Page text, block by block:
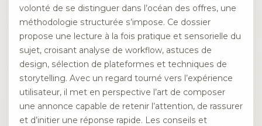
volonté de se distinguer dans l’océan des offres, une
méthodologie structurée s’impose. Ce dossier
propose une lecture à la fois pratique et sensorielle du
sujet, croisant analyse de workflow, astuces de
design, sélection de plateformes et techniques de
storytelling. Avec un regard tourné vers l’expérience
utilisateur, il met en perspective l’art de composer
une annonce capable de retenir l’attention, de rassurer
et d’initier une réponse rapide. Les conseils et